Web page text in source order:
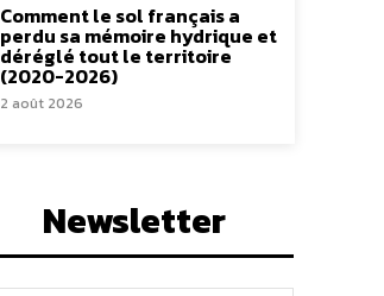
Comment le sol français a
perdu sa mémoire hydrique et
déréglé tout le territoire
(2020-2026)
2 août 2026
Newsletter